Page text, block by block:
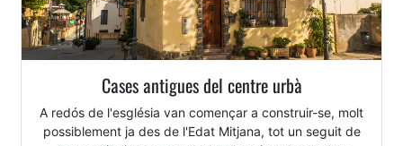
Cases antigues del centre urbà
A redós de l'església van començar a construir-se, molt
possiblement ja des de l'Edat Mitjana, tot un seguit de